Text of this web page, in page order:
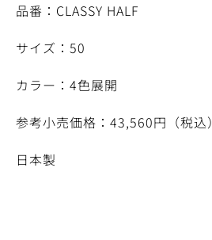
品番：CLASSY HALF
サイズ：50
カラー：4色展開
参考小売価格：43,560円（税込）
日本製